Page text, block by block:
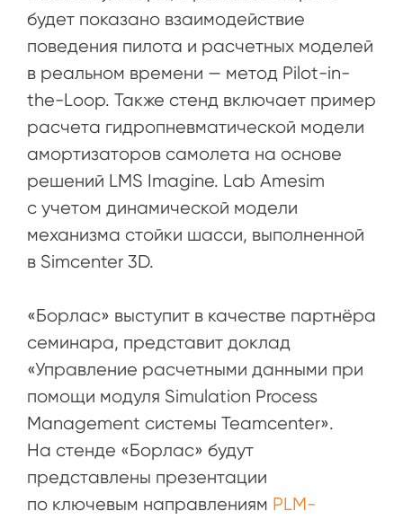
будет показано взаимодействие
поведения пилота и расчетных моделей
в реальном времени — метод Pilot-in-
the-Loop. Также стенд включает пример
расчета гидропневматической модели
амортизаторов самолета на основе
решений LMS Imagine. Lab Amesim
с учетом динамической модели
механизма стойки шасси, выполненной
в Simcenter 3D.
«Борлас» выступит в качестве партнёра
семинара, представит доклад
«Управление расчетными данными при
помощи модуля Simulation Process
Management системы Teamcenter».
На стенде «Борлас» будут
представлены презентации
по ключевым направлениям PLM-